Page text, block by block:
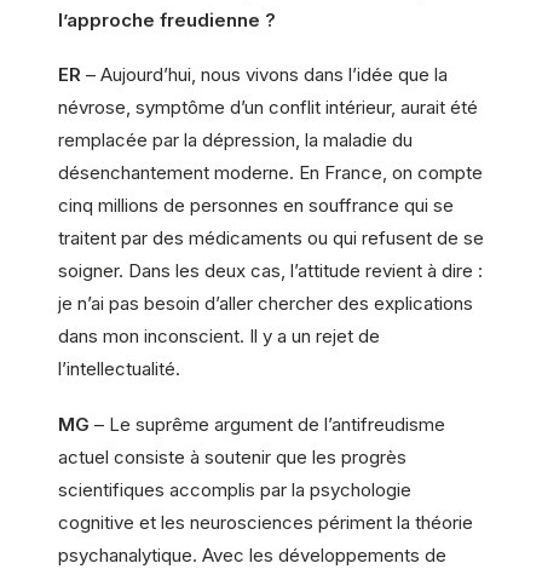
l’approche freudienne ?
ER – Aujourd’hui, nous vivons dans l’idée que la
névrose, symptôme d’un conflit intérieur, aurait été
remplacée par la dépression, la maladie du
désenchantement moderne. En France, on compte
cinq millions de personnes en souffrance qui se
traitent par des médicaments ou qui refusent de se
soigner. Dans les deux cas, l’attitude revient à dire :
je n’ai pas besoin d’aller chercher des explications
dans mon inconscient. Il y a un rejet de
l’intellectualité.
MG – Le suprême argument de l’antifreudisme
actuel consiste à soutenir que les progrès
scientifiques accomplis par la psychologie
cognitive et les neurosciences périment la théorie
psychanalytique. Avec les développements de